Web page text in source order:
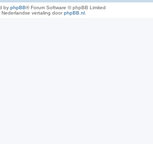
by phpBB® Forum Software © phpBB Limited
Nederlandse vertaling doorphpBB.nl